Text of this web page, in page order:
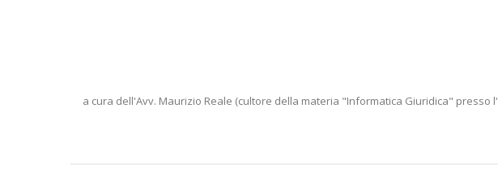
a cura dell'Avv. Maurizio Reale (cultore della materia "Informatica Giuridica" presso